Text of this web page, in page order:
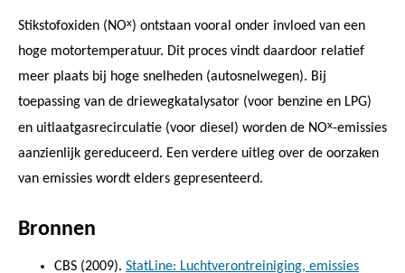
Stikstofoxiden (NOx) ontstaan vooral onder invloed van een
hoge motortemperatuur. Dit proces vindt daardoor relatief
meer plaats bij hoge snelheden (autosnelwegen). Bij
toepassing van de driewegkatalysator (voor benzine en LPG)
en uitlaatgasrecirculatie (voor diesel) worden de NOx-emissies
aanzienlijk gereduceerd. Een verdere uitleg over de oorzaken
van emissies wordt elders gepresenteerd.
Bronnen
CBS (2009). StatLine: Luchtverontreiniging, emissies